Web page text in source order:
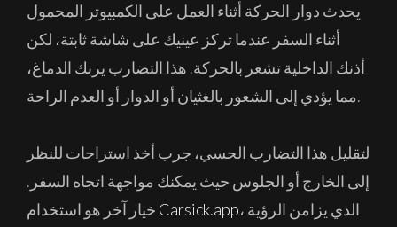
يحدث دوار الحركة أثناء العمل على الكمبيوتر المحمول
أثناء السفر عندما تركز عينيك على شاشة ثابتة، لكن
أذنك الداخلية تشعر بالحركة. هذا التضارب يربك الدماغ،
مما يؤدي إلى الشعور بالغثيان أو الدوار أو العدم الراحة.
لتقليل هذا التضارب الحسي، جرب أخذ استراحات للنظر
إلى الخارج أو الجلوس حيث يمكنك مواجهة اتجاه السفر.
Carsick.app، الذي يزامن الرؤية